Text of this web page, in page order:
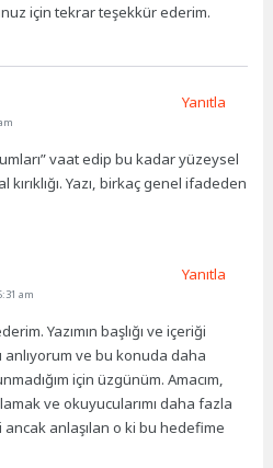
için tekrar teşekkür ederim.
vaat edip bu kadar yüzeysel
Yazı, birkaç genel ifadeden
Yanıtla
am
Yazımın başlığı ve içeriği
anlıyorum ve bu konuda daha
için üzgünüm. Amacım,
ve okuyucularımı daha fazla
anlaşılan o ki bu hedefime
Yanıtla